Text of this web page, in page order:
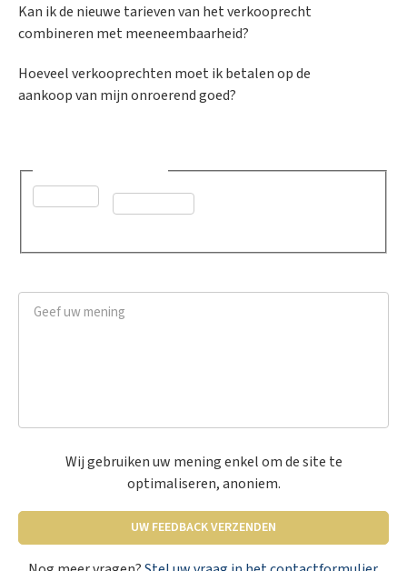
Kan ik de nieuwe tarieven van het verkooprecht
combineren met meeneembaarheid?
Hoeveel verkooprechten moet ik betalen op de
aankoop van mijn onroerend goed?
Wij gebruiken uw mening enkel om de site te
optimaliseren, anoniem.
UW FEEDBACK VERZENDEN